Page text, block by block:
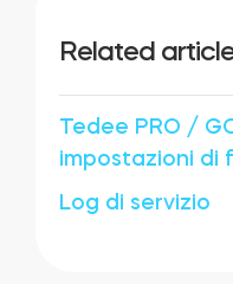
Related
Tedee PRO /
impostazioni di
Log di servizio